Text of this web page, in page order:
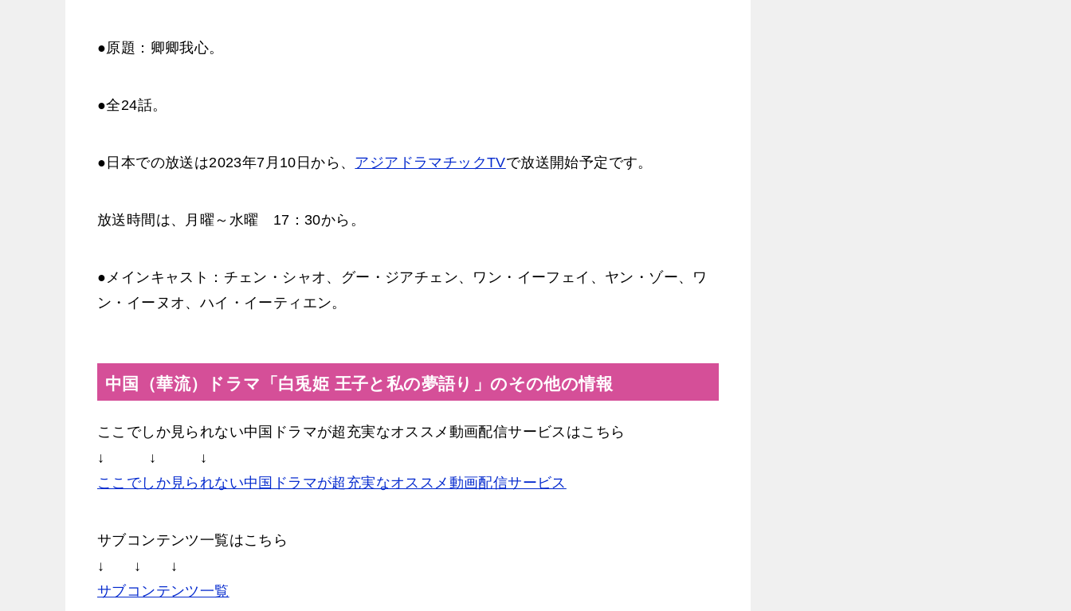
●原題：卿卿我心。
●全24話。
●日本での放送は2023年7月10日から、 アジアドラマチックTVで放送開始予定です。
放送時間は、月曜～水曜 17：30から。
●メインキャスト：チェン・シャオ、グー・ジアチェン、ワン・イーフェイ、ヤン・ゾー、ワ
ン・イーヌオ、ハイ・イーティエン。
中国（華流）ドラマ「白兎姫 王子と私の夢語り」のその他の情報
ここでしか見られない中国ドラマが超充実なオススメ動画配信サービスはこちら
↓ ↓ ↓
ここでしか見られない中国ドラマが超充実なオススメ動画配信サービス
サブコンテンツ一覧はこちら
↓ ↓ ↓
サブコンテンツ一覧